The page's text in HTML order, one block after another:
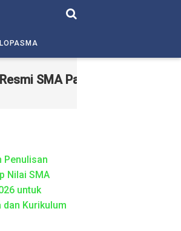
SMA Pasundan 5 Bandung –
Penulisan
Nilai SMA
untuk
dan Kurikulum